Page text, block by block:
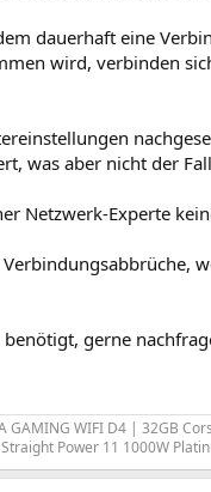
dauerhaft eine
wird, verbinden
was aber nicht der
Netzwerk-Experte
gerne
GAMING WIFI D4 | 32GB
Power 11 1000W